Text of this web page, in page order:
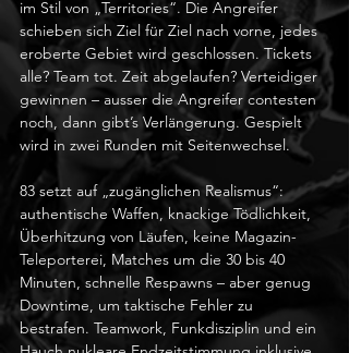
im Stil von „Territories“. Die Angreifer
schieben sich Ziel für Ziel nach vorne, jedes
eroberte Gebiet wird geschlossen. Tickets
alle? Team tot. Zeit abgelaufen? Verteidiger
gewinnen – ausser die Angreifer contesten
noch, dann gibt’s Verlängerung. Gespielt
wird in zwei Runden mit Seitenwechsel.
83 setzt auf „zugänglichen Realismus“:
authentische Waffen, knackige Tödlichkeit,
Überhitzung von Läufen, keine Magazin-
Teleporterei, Matches um die 30 bis 40
Minuten, schnelle Respawns – aber genug
Downtime, um taktische Fehler zu
bestrafen. Teamwork, Funkdisziplin und ein